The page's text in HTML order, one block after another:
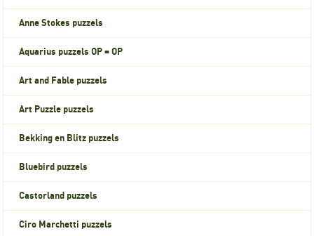
Anne Stokes puzzels
Aquarius puzzels OP = OP
Art and Fable puzzels
Art Puzzle puzzels
Bekking en Blitz puzzels
Bluebird puzzels
Castorland puzzels
Ciro Marchetti puzzels